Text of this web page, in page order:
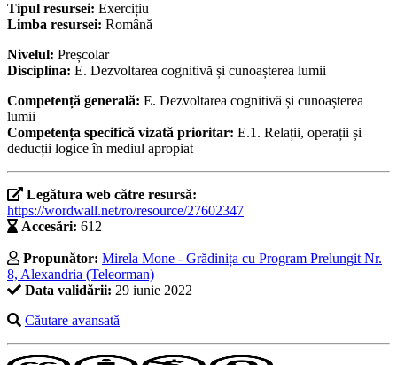
Tipul resursei: Exercițiu
Limba resursei: Română
Nivelul: Preșcolar
Disciplina: E. Dezvoltarea cognitivă și cunoașterea lumii
Competență generală: E. Dezvoltarea cognitivă și cunoașterea
lumii
Competența specifică vizată prioritar: E.1. Relații, operații și
deducții logice în mediul apropiat
Legătura web către resursă:
https://wordwall.net/ro/resource/27602347
Accesări: 612
Propunător: Mirela Mone - Grădinița cu Program Prelungit Nr.
8, Alexandria (Teleorman)
Data validării: 29 iunie 2022
Căutare avansată